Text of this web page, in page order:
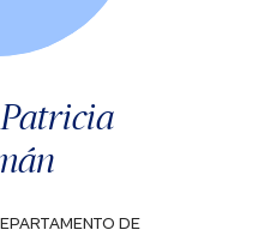
DE